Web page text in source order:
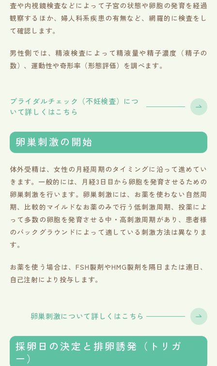
査や内視鏡検査などによって子宮の状態や卵胞の発育を経過
観察するほか、婦人科系疾患の有無など、網羅的に検査をし
て確認します。
男性側では、精液検査によって精液量や精子濃度（精子の
数）、運動性や奇形率（形態評価）を調べます。
ブライダルチェック（不妊検査）につ
いて詳しくはこちら
卵巣刺激の開始
体外受精は、女性の月経周期のタイミングに沿って進めてい
きます。一般的には、月経3日目から卵胞を発育させるための
卵巣刺激を行います。卵巣刺激には、お薬を使わない自然周
期、比較的マイルドなお薬のみで行う低刺激周期、投薬によ
って多数の卵胞を発育させる中・高刺激周期があり、患者様
のバックグラウンドによって適している刺激方法は異なりま
す。
お薬を使う場合は、FSH製剤やHMG製剤を隔日または連日、
自己注射により投与します。
卵巣刺激について詳しくはこちら
採卵日の決定と排卵誘発（トリガ
ー）